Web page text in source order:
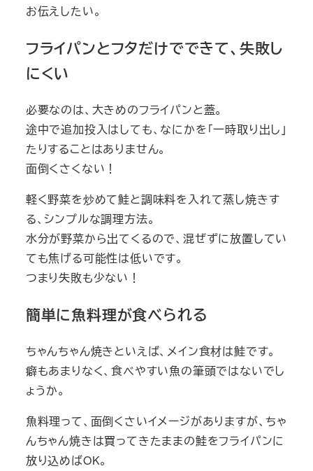
お伝えしたい。
フライパンとフタだけでできて、失敗し
にくい
必要なのは、大きめのフライパンと蓋。
途中で追加投入はしても、なにかを「一時取り出し」
たりすることはありません。
面倒くさくない！
軽く野菜を炒めて鮭と調味料を入れて蒸し焼きす
る、シンプルな調理方法。
水分が野菜から出てくるので、混ぜずに放置してい
ても焦げる可能性は低いです。
つまり失敗も少ない！
簡単に魚料理が食べられる
ちゃんちゃん焼きといえば、メイン食材は鮭です。
癖もあまりなく、食べやすい魚の筆頭ではないでし
ょうか。
魚料理って、面倒くさいイメージがありますが、ちゃ
んちゃん焼きは買ってきたままの鮭をフライパンに
放り込めばOK。